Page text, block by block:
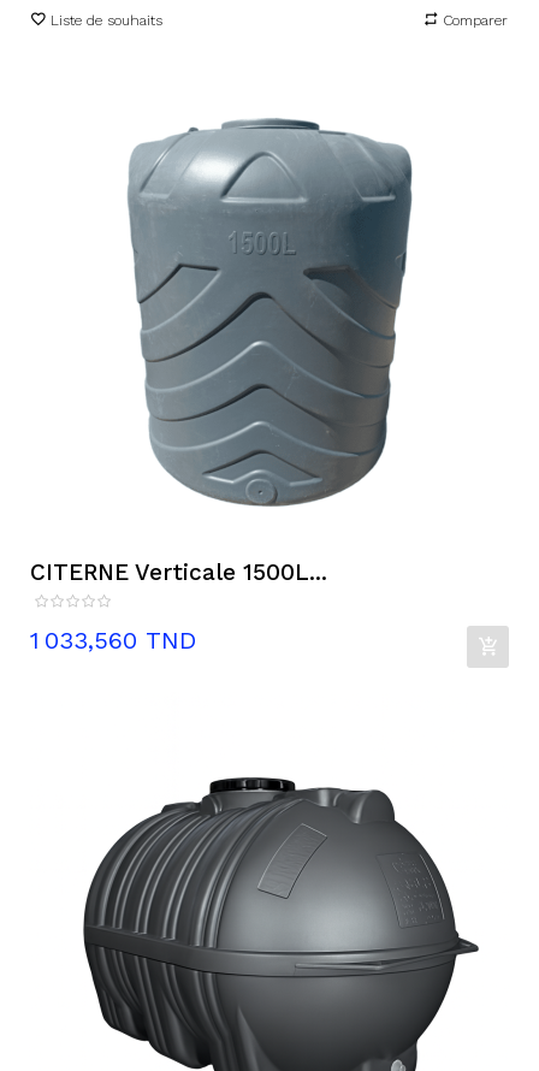
Liste de souhaits Comparer
CITERNE Verticale 1500L...
Prix
1 033,560 TND